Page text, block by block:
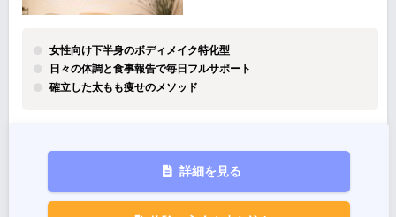
女性向け下半身のボディメイク特化型
日々の体調と食事報告で毎日フルサポート
確立した太もも痩せのメソッド
詳細を見る